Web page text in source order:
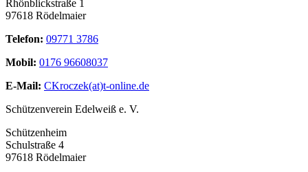
Rhönblickstraße 1
97618 Rödelmaier
Telefon: 09771 3786
Mobil: 0176 96608037
E-Mail: CKroczek(at)t-online.de
Schützenverein Edelweiß e. V.
Schützenheim
Schulstraße 4
97618 Rödelmaier